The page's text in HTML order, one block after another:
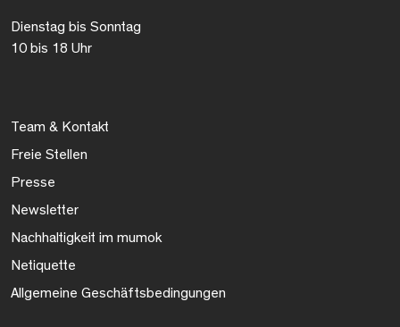
Dienstag bis Sonntag
10 bis 18 Uhr
Team & Kontakt
Freie Stellen
Presse
Newsletter
Nachhaltigkeit im mumok
Netiquette
Allgemeine Geschäftsbedingungen